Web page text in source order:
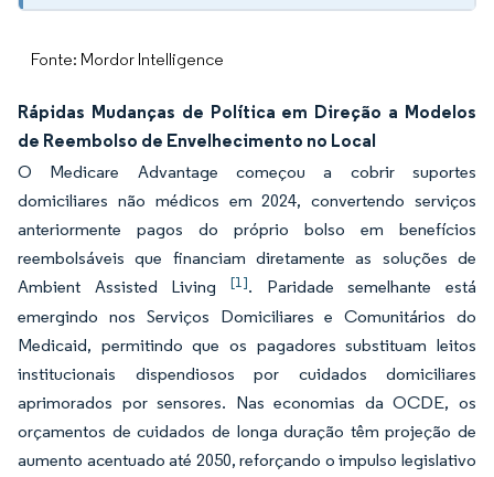
Fonte: Mordor Intelligence
Rápidas Mudanças de Política em Direção a Modelos
de Reembolso de Envelhecimento no Local
O Medicare Advantage começou a cobrir suportes
domiciliares não médicos em 2024, convertendo serviços
anteriormente pagos do próprio bolso em benefícios
reembolsáveis que financiam diretamente as soluções de
Ambient Assisted Living [1]. Paridade semelhante está
emergindo nos Serviços Domiciliares e Comunitários do
Medicaid, permitindo que os pagadores substituam leitos
institucionais dispendiosos por cuidados domiciliares
aprimorados por sensores. Nas economias da OCDE, os
orçamentos de cuidados de longa duração têm projeção de
aumento acentuado até 2050, reforçando o impulso legislativo